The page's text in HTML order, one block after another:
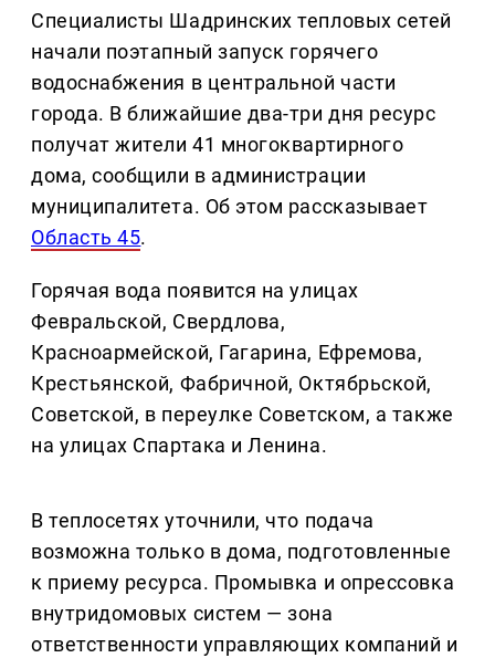
Специалисты Шадринских тепловых сетей
начали поэтапный запуск горячего
водоснабжения в центральной части
города. В ближайшие два-три дня ресурс
получат жители 41 многоквартирного
дома, сообщили в администрации
муниципалитета. Об этом рассказывает
Область 45.
Горячая вода появится на улицах
Февральской, Свердлова,
Красноармейской, Гагарина, Ефремова,
Крестьянской, Фабричной, Октябрьской,
Советской, в переулке Советском, а также
на улицах Спартака и Ленина.
В теплосетях уточнили, что подача
возможна только в дома, подготовленные
к приему ресурса. Промывка и опрессовка
внутридомовых систем — зона
ответственности управляющих компаний и